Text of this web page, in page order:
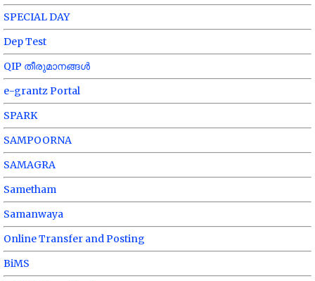
SPECIAL DAY
Dep Test
QIP തീരുമാനങ്ങൾ
e-grantz Portal
SPARK
SAMPOORNA
SAMAGRA
Sametham
Samanwaya
Online Transfer and Posting
BiMS